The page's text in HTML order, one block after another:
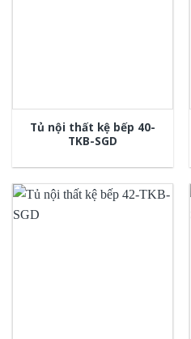
Tủ nội thất kệ bếp 40-
TKB-SGD